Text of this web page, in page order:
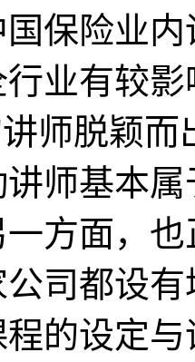
保险业
业有较
师脱颖
师基本
方面，
司都设
的设定